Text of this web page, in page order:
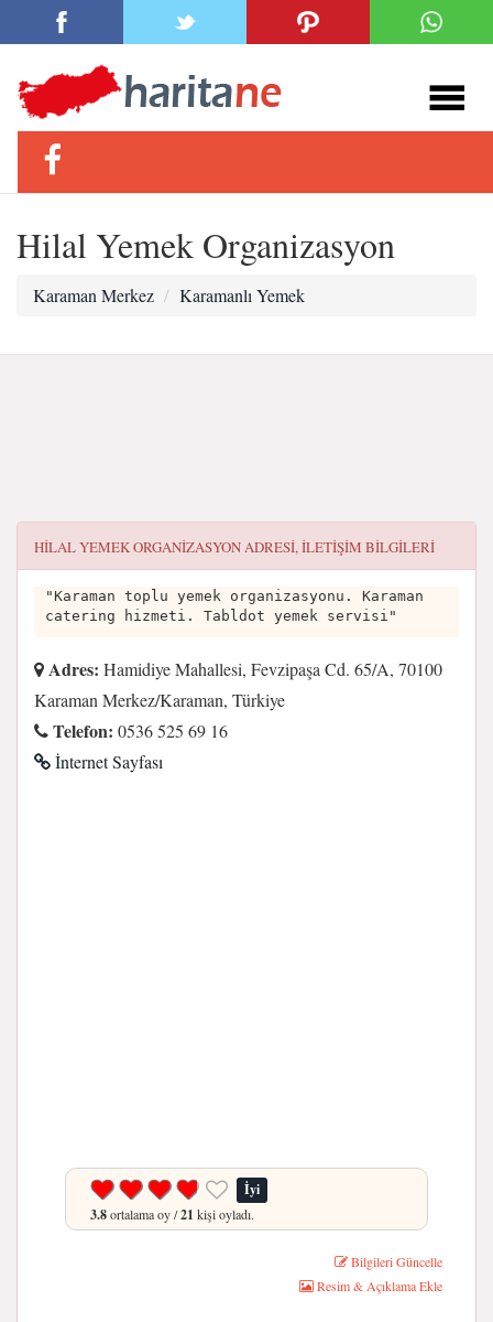
Hilal Yemek Organizasyon
Karaman Merkez Karamanlı Yemek
HILAL YEMEK ORGANIZASYONADRESI, ILETIŞIM BILGILERI
"Karaman toplu yemek organizasyonu. Karaman
catering hizmeti. Tabldot yemek servisi"
Adres: Hamidiye Mahallesi, Fevzipaşa Cd. 65/A, 70100
Karaman Merkez/Karaman, Türkiye
Telefon: 0536 525 69 16
İnternet Sayfası
İyi
3.8ortalama oy /21 kişi oyladı.
Bilgileri Güncelle
Resim & Açıklama Ekle